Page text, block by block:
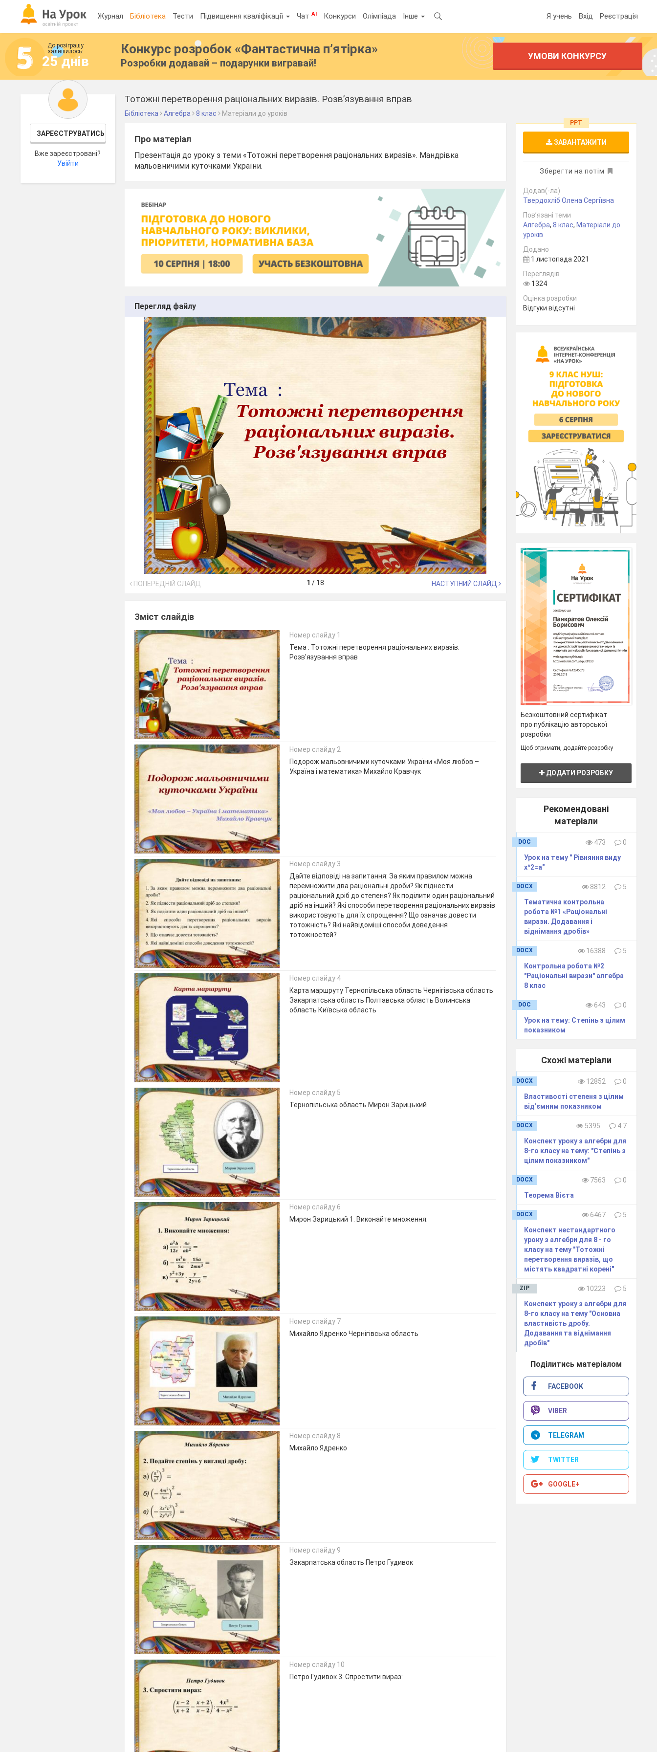
Журнал Бібліотека Тести Підвищення кваліфікації ЧатAI Конкурси Олімпіада Інше Я учень Вхід Реєстрація
До розіграшу
залишилось:
25 днів
Конкурс розробок «Фантастична п’ятірка»
Розробки додавай – подарунки вигравай!
УМОВИ КОНКУРСУ
ЗАРЕЄСТРУВАТИСЬ
Вже зареєстровані?
Увійти
Тотожні перетворення раціональних виразів. Розв’язування вправ
Бібліотека Алгебра 8 клас Матеріали до уроків
Про матеріал
Презентація до уроку з теми «Тотожні перетворення раціональних виразів». Мандрівка
мальовничими куточками України.
Перегляд файлу
ПОПЕРЕДНІЙ СЛАЙД 1 / 18 НАСТУПНИЙ СЛАЙД
Зміст слайдів
Номер слайду 1
Тема : Тотожні перетворення раціональних виразів.
Розв'язування вправ
Номер слайду 2
Подорож мальовничими куточками України «Моя любов –
Україна і математика» Михайло Кравчук
Номер слайду 3
Дайте відповіді на запитання: За яким правилом можна
перемножити два раціональні дроби? Як піднести
раціональний дріб до степеня? Як поділити один раціональний
дріб на інший? Які способи перетворення раціональних виразів
використовують для їх спрощення? Що означає довести
тотожність? Які найвідоміші способи доведення
тотожностей?
Номер слайду 4
Карта маршруту Тернопільська область Чернігівська область
Закарпатська область Полтавська область Волинська
область Київська область
Номер слайду 5
Тернопільська область Мирон Зарицький
Номер слайду 6
Мирон Зарицький 1. Виконайте множення:
Номер слайду 7
Михайло Ядренко Чернігівська область
Номер слайду 8
Михайло Ядренко
Номер слайду 9
Закарпатська область Петро Гудивок
Номер слайду 10
Петро Гудивок 3. Спростити вираз:
PPT
ЗАВАНТАЖИТИ
Зберегти на потім
Додав(-ла)
Твердохліб Олена Сергіївна
Пов’язані теми
Алгебра,8 клас, Матеріали до
уроків
Додано
1 листопада 2021
Переглядів
1324
Оцінка розробки
Відгуки відсутні
Безкоштовний сертифікат
про публікацію авторської
розробки
Щоб отримати, додайте розробку
ДОДАТИ РОЗРОБКУ
Рекомендовані
матеріали
DOC 473
0
Урок на тему " Рівняння виду
x^2=а"
DOCX 8812
5
Тематична контрольна
робота №1 «Раціональні
вирази. Додавання і
віднімання дробів»
DOCX 16388
5
Контрольна робота №2
"Раціональні вирази" алгебра
8 клас
DOC 643
0
Урок на тему: Степінь з цілим
показником
Схожі матеріали
DOCX 12852
0
Властивості степеня з цілим
від'ємним показником
DOCX 5395
4.7
Конспект уроку з алгебри для
8-го класу на тему: "Степінь з
цілим показником"
DOCX 7563
0
Теорема Вієта
DOCX 6467
5
Конспект нестандартного
уроку з алгебри для 8 - го
класу на тему "Тотожні
перетворення виразів, що
містять квадратні корені"
ZIP 10223
5
Конспект уроку з алгебри для
8-го класу на тему "Основна
властивість дробу.
Додавання та віднімання
дробів"
Поділитись матеріалом
FACEBOOK
VIBER
TELEGRAM
TWITTER
GOOGLE+